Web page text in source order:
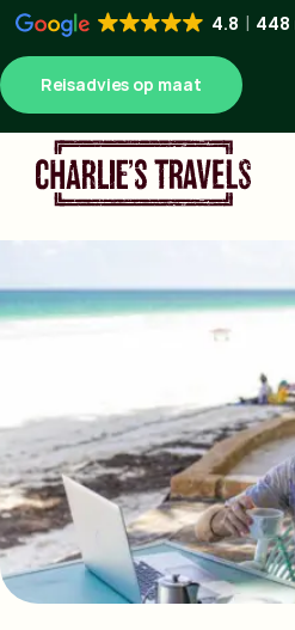
4.8 448
Reisadvies op maat